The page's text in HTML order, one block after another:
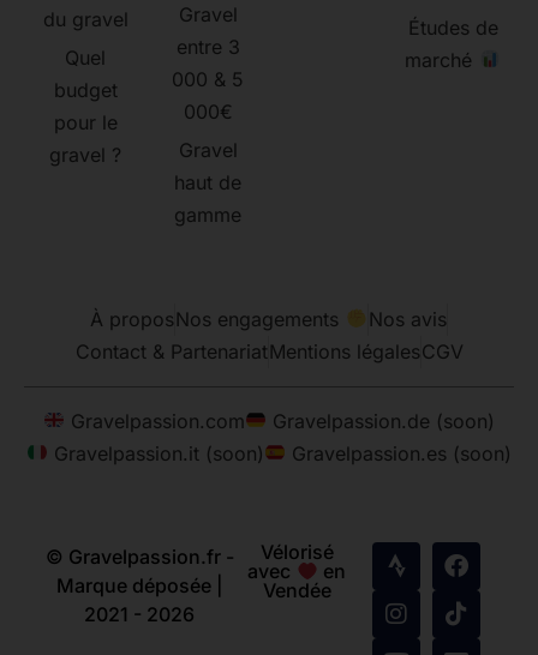
du gravel
Quel
budget
pour le
gravel ?
Gravel
entre 3
000 & 5
000€
Gravel
haut de
gamme
Études de
marché
À propos Nos engagements
Nos avis
Contact & Partenariat Mentions légalesCGV
Gravelpassion.com
Gravelpassion.de (soon)
Gravelpassion.it (soon)
Gravelpassion.es (soon)
© Gravelpassion.fr -
Marque déposée |
2021 - 2026
Vélorisé
avec
en
Vendée